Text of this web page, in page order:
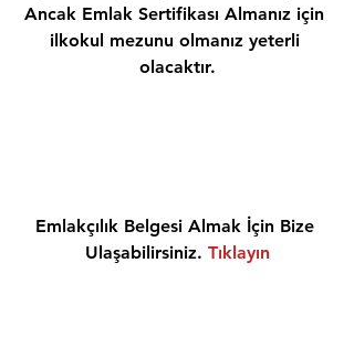
Ancak Emlak Sertifikası Almanız için
ilkokul mezunu olmanız yeterli
olacaktır.
Emlakçılık Belgesi Almak İçin Bize
Ulaşabilirsiniz. Tıklayın